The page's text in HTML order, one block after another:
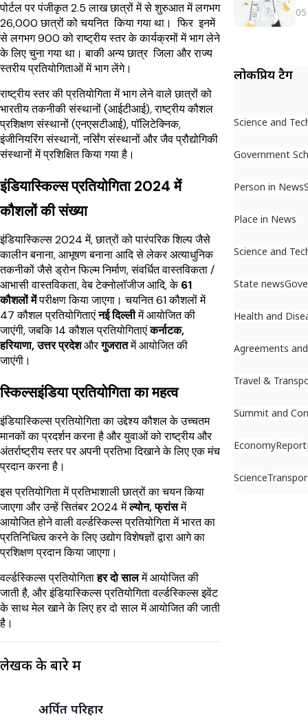
पोर्टल पर पंजीकृत 2.5 लाख छात्रों में से शुरुआत में लगभग
26,000 छात्रों को चयनित किया गया था। फिर इनमें
से लगभग 900 को राष्ट्रीय स्तर के कार्यक्रमों में भाग लेने
के लिए चुना गया था। बाकी अन्य छात्र जिला और राज्य
स्तरीय प्रतियोगिताओं में भाग लेंगे।
राष्ट्रीय स्तर की प्रतियोगिता में भाग लेने वाले छात्रों को
भारतीय तकनीकी संस्थानों (आईटीआई), राष्ट्रीय कौशल
प्रशिक्षण संस्थानों (एनएसटीआई), पॉलिटेक्निक,
इंजीनियरिंग संस्थानों, नर्सिंग संस्थानों और जैव प्रौद्योगिकी
संस्थानों में प्रशिक्षित किया गया है।
इंडियास्किल्स प्रतियोगिता 2024 में
कौशलों की संख्या
इंडियास्किल्स 2024 में, छात्रों को पारंपरिक शिल्प जैसे
कालीन बनाना, आभूषण बनाना आदि से लेकर अत्याधुनिक
तकनीकों जैसे ड्रोन फिल्म निर्माण, संवर्धित वास्तविकता /
आभासी वास्तविकता, वेब टेक्नोलॉजीज आदि, के61
कौशलों मेंपरीक्षण किया जाएगा। चयनित 61 कौशलों में
47 कौशल प्रतियोगिताएंनई दिल्लीमें आयोजित की
जाएंगी, जबकि 14 कौशल प्रतियोगिताएंकर्नाटक,
हरियाणा, उत्तर प्रदेशऔरगुजरातमें आयोजित की
जाएंगी।
स्किल्सइंडिया प्रतियोगिता का महत्व
इंडियास्किल्स प्रतियोगिता का उद्देश्य कौशल के उच्चतम
मानकों का प्रदर्शन करना है और युवाओं को राष्ट्रीय और
अंतर्राष्ट्रीय स्तर पर अपनी प्रतिभा दिखाने के लिए एक मंच
प्रदान करना है।
इस प्रतियोगिता में प्रतिभाशाली छात्रों का चयन किया
जाएगा और उन्हें सितंबर 2024 मेंल्योन, फ्रांसमें
आयोजित होने वाली वर्ल्डस्किल्स प्रतियोगिता में भारत का
प्रतिनिधित्व करने के लिए उद्योग विशेषज्ञों द्वारा आगे का
प्रशिक्षण प्रदान किया जाएगा।
वर्ल्डस्किल्स प्रतियोगिताहर दो सालमें आयोजित की
जाती है, और इंडियास्किल्स प्रतियोगिता वर्ल्डस्किल्स इवेंट
के साथ मेल खाने के लिए हर दो साल में आयोजित की जाती
है।
लेखक के बारे में
अर्पित परिहार
लोकप्रिय टैग
Science and
Government
Person in News
Place in News
Science and
State news
Health and
Agreements
Travel &
Summit and
EconomyReport
Science